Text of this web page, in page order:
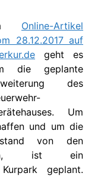
Online-Artikel
28.12.2017 auf
geht es
die geplante
des
Um
und um die
von den
ist ein
geplant.